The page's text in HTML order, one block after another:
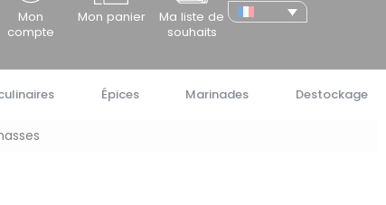
Mon
compte
Mon panier
Ma liste de
souhaits
Épices Marinades Destockage